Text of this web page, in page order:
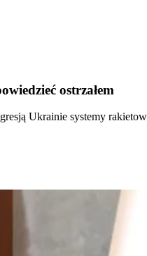
ostrzałem
Ukrainie systemy